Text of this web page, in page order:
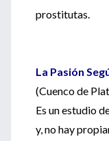
prostitutas.
La Pasión
(Cuenco de
Es un estudio
y, no hay